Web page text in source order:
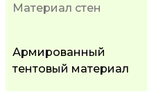
Материал стен
Армированный
тентовый материал